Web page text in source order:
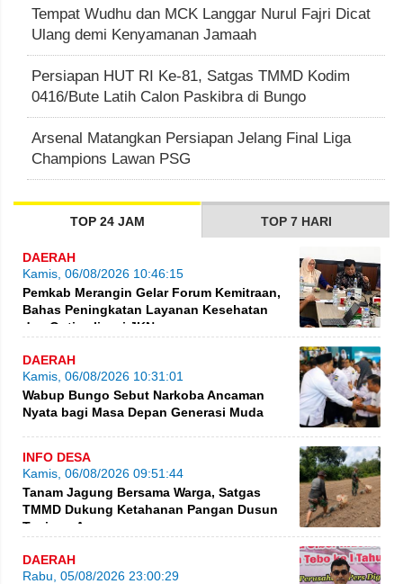
Tempat Wudhu dan MCK Langgar Nurul Fajri Dicat
Ulang demi Kenyamanan Jamaah
Persiapan HUT RI Ke-81, Satgas TMMD Kodim
0416/Bute Latih Calon Paskibra di Bungo
Arsenal Matangkan Persiapan Jelang Final Liga
Champions Lawan PSG
TOP 24 JAM TOP 7 HARI
DAERAH
Kamis, 06/08/2026 10:46:15
Pemkab Merangin Gelar Forum Kemitraan,
Bahas Peningkatan Layanan Kesehatan
dan Optimalisasi JKN
DAERAH
Kamis, 06/08/2026 10:31:01
Wabup Bungo Sebut Narkoba Ancaman
Nyata bagi Masa Depan Generasi Muda
INFO DESA
Kamis, 06/08/2026 09:51:44
Tanam Jagung Bersama Warga, Satgas
TMMD Dukung Ketahanan Pangan Dusun
Tanjung Agung
DAERAH
Rabu, 05/08/2026 23:00:29